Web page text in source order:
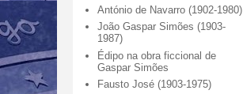
António de Navarro (1902-1980)
João Gaspar Simões (1903-
1987)
Édipo na obra ficcional de
Gaspar Simões
Fausto José (1903-1975)